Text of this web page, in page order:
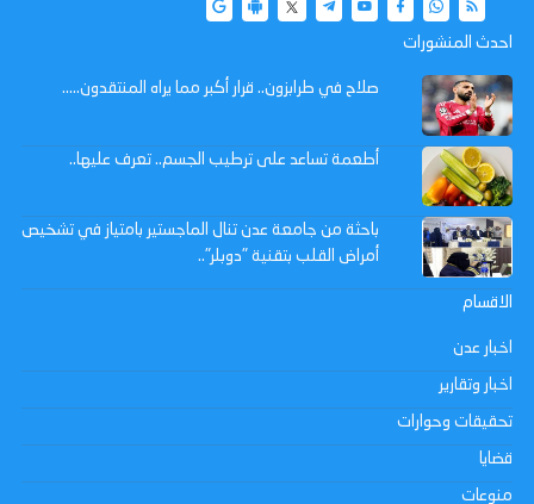
احدث المنشورات
صلاح في طرابزون.. قرار أكبر مما يراه المنتقدون…..
أطعمة تساعد على ترطيب الجسم.. تعرف عليها..
باحثة من جامعة عدن تنال الماجستير بامتياز في تشخيص
أمراض القلب بتقنية "دوبلر"..
الاقسام
اخبار عدن
اخبار وتقارير
تحقيقات وحوارات
قضايا
منوعات